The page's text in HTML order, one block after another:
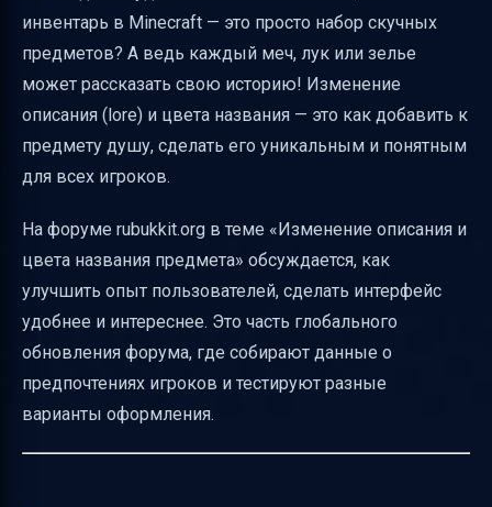
Полезные ссылки и материалы для
изучения
инвентарь в Minecraft — это просто набор скучных
предметов? А ведь каждый меч, лук или зелье
может рассказать свою историю! Изменение
описания (lore) и цвета названия — это как добавить к
предмету душу, сделать его уникальным и понятным
для всех игроков.
На форуме rubukkit.org в теме «Изменение описания и
цвета названия предмета» обсуждается, как
улучшить опыт пользователей, сделать интерфейс
удобнее и интереснее. Это часть глобального
обновления форума, где собирают данные о
предпочтениях игроков и тестируют разные
варианты оформления.